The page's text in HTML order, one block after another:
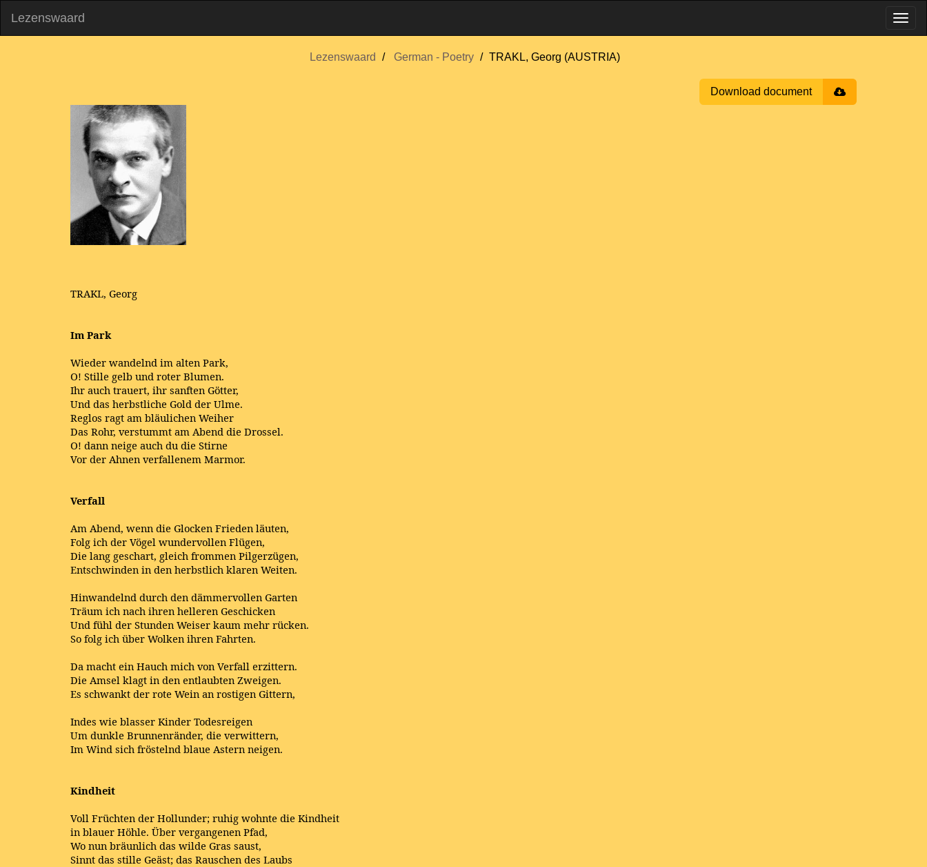
Lezenswaard
Lezenswaard German - Poetry TRAKL, Georg (AUSTRIA)
Download document
TRAKL, Georg
Im Park
Wieder wandelnd im alten Park,
O! Stille gelb und roter Blumen.
Ihr auch trauert, ihr sanften Götter,
Und das herbstliche Gold der Ulme.
Reglos ragt am bläulichen Weiher
Das Rohr, verstummt am Abend die Drossel.
O! dann neige auch du die Stirne
Vor der Ahnen verfallenem Marmor.
Verfall
Am Abend, wenn die Glocken Frieden läuten,
Folg ich der Vögel wundervollen Flügen,
Die lang geschart, gleich frommen Pilgerzügen,
Entschwinden in den herbstlich klaren Weiten.
Hinwandelnd durch den dämmervollen Garten
Träum ich nach ihren helleren Geschicken
Und fühl der Stunden Weiser kaum mehr rücken.
So folg ich über Wolken ihren Fahrten.
Da macht ein Hauch mich von Verfall erzittern.
Die Amsel klagt in den entlaubten Zweigen.
Es schwankt der rote Wein an rostigen Gittern,
Indes wie blasser Kinder Todesreigen
Um dunkle Brunnenränder, die verwittern,
Im Wind sich fröstelnd blaue Astern neigen.
Kindheit
Voll Früchten der Hollunder; ruhig wohnte die Kindheit
in blauer Höhle. Über vergangenen Pfad,
Wo nun bräunlich das wilde Gras saust,
Sinnt das stille Geäst; das Rauschen des Laubs